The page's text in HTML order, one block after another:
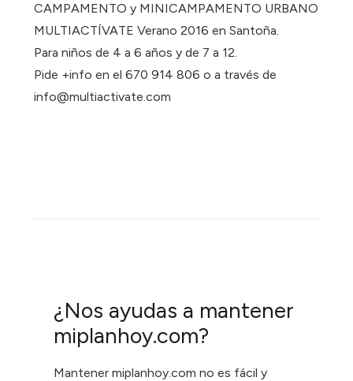
CAMPAMENTO y MINICAMPAMENTO URBANO
MULTIACTÍVATE Verano 2016 en Santoña.
Para niños de 4 a 6 años y de 7 a 12.
Pide +info en el 670 914 806 o a través de
info@multiactivate.com
¿Nos ayudas a mantener
miplanhoy.com?
Mantener miplanhoy.com no es fácil y